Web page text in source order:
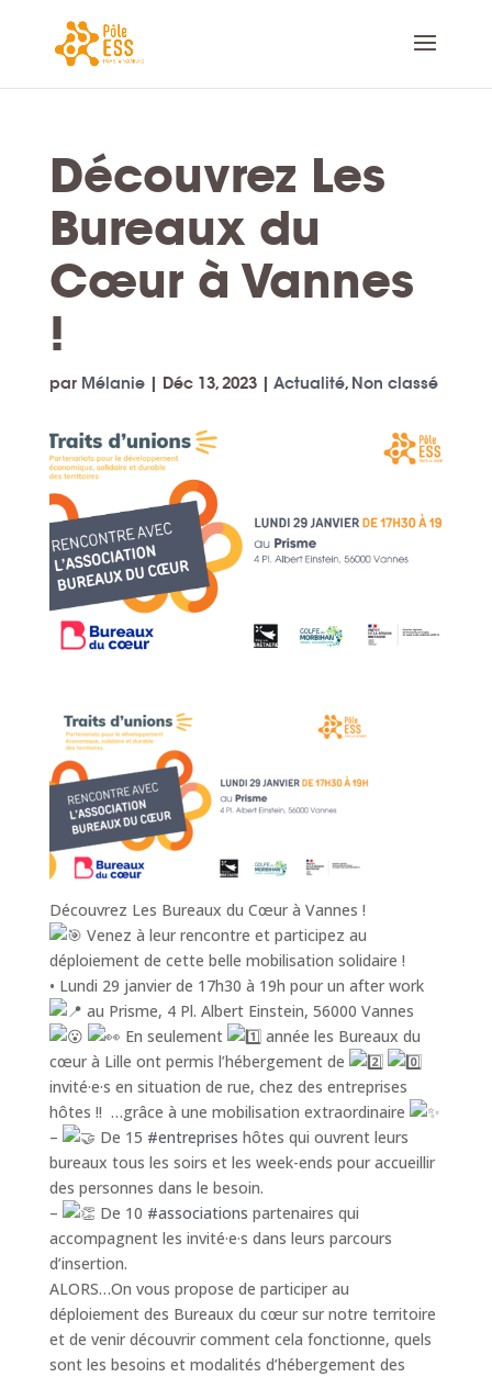
Découvrez Les
Bureaux du
Cœur à Vannes
!
par Mélanie| Déc 13, 2023| Actualité, Non classé
Découvrez Les Bureaux du Cœur à Vannes !
Venez à leur rencontre et participez au
déploiement de cette belle mobilisation solidaire !
• Lundi 29 janvier de 17h30 à 19h pour un after work
au Prisme, 4 Pl. Albert Einstein, 56000 Vannes
En seulement
année les Bureaux du
cœur à Lille ont permis l’hébergement de
invité·e·s en situation de rue, chez des entreprises
hôtes !! …grâce à une mobilisation extraordinaire
–
De 15 #entreprises hôtes qui ouvrent leurs
bureaux tous les soirs et les week-ends pour accueillir
des personnes dans le besoin.
–
De 10 #associations partenaires qui
accompagnent les invité·e·s dans leurs parcours
d’insertion.
ALORS…On vous propose de participer au
déploiement des Bureaux du cœur sur notre territoire
et de venir découvrir comment cela fonctionne, quels
sont les besoins et modalités d’hébergement des